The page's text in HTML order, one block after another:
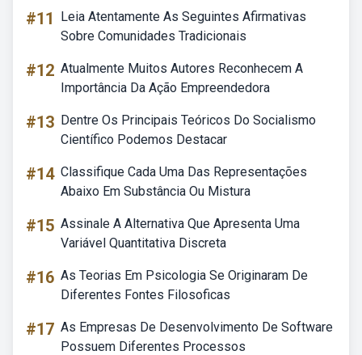
#11
Leia Atentamente As Seguintes Afirmativas
Sobre Comunidades Tradicionais
#12 Atualmente Muitos Autores Reconhecem A
Importância Da Ação Empreendedora
#13 Dentre Os Principais Teóricos Do Socialismo
Científico Podemos Destacar
#14 Classifique Cada Uma Das Representações
Abaixo Em Substância Ou Mistura
#15 Assinale A Alternativa Que Apresenta Uma
Variável Quantitativa Discreta
#16 As Teorias Em Psicologia Se Originaram De
Diferentes Fontes Filosoficas
#17 As Empresas De Desenvolvimento De Software
Possuem Diferentes Processos